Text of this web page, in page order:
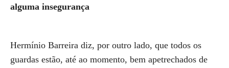
alguma insegurança
Hermínio Barreira diz, por outro lado, que todos os
guardas estão, até ao momento, bem apetrechados de